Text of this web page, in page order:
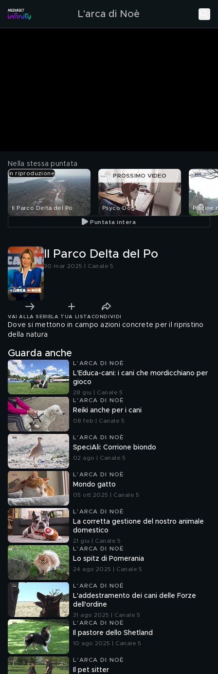
L'arca di Noè
Nella stessa puntata
in riproduzione
Il Parco Delta del Po Psyco-Dog
PROSSIMO VIDEO
Piscine
Puntata intera
Il Parco Delta del Po
30 mar 2025 | Canale 5
VAI ALLA SERIE LA TUA LISTA CONDIVIDI
Dove si mettono in campo azioni concrete per il ripristino
della natura
Guarda anche
L'ARCA DI NOÈ
L'Educa-cani: i cani che mordicchiano per
gioco
28 giu | Canale 5
L'ARCA DI NOÈ
Reiki anche per i cani
08 feb | Canale 5
L'ARCA DI NOÈ
SpeciAli: Corrione biondo
02 ago | Canale 5
L'ARCA DI NOÈ
Mondo gatto
05 ott 2025 | Canale 5
L'ARCA DI NOÈ
La corretta gestione del nostro animale
domestico
21 giu | Canale 5
L'ARCA DI NOÈ
Lo spitz di Pomerania
24 ago 2025 | Canale 5
L'ARCA DI NOÈ
L'addestramento dei cani delle Forze
dell'ordine
31 ago 2025 | Canale 5
L'ARCA DI NOÈ
Il pastore dello Shetland
10 ago 2025 | Canale 5
L'ARCA DI NOÈ
Il pet sitter